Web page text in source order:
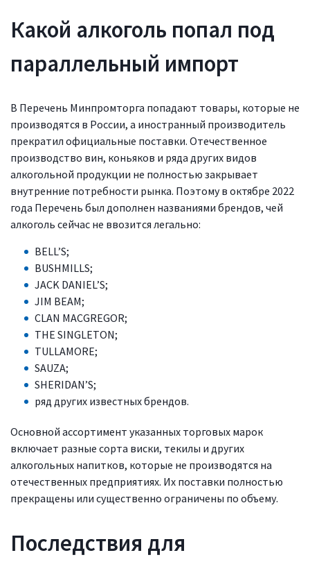
Какой алкоголь попал под
параллельный импорт
В Перечень Минпромторга попадают товары, которые не
производятся в России, а иностранный производитель
прекратил официальные поставки. Отечественное
производство вин, коньяков и ряда других видов
алкогольной продукции не полностью закрывает
внутренние потребности рынка. Поэтому в октябре 2022
года Перечень был дополнен названиями брендов, чей
алкоголь сейчас не ввозится легально:
BELL’S;
BUSHMILLS;
JACK DANIEL’S;
JIM BEAM;
CLAN MACGREGOR;
THE SINGLETON;
TULLAMORE;
SAUZA;
SHERIDAN’S;
ряд других известных брендов.
Основной ассортимент указанных торговых марок
включает разные сорта виски, текилы и других
алкогольных напитков, которые не производятся на
отечественных предприятиях. Их поставки полностью
прекращены или существенно ограничены по объему.
Последствия для